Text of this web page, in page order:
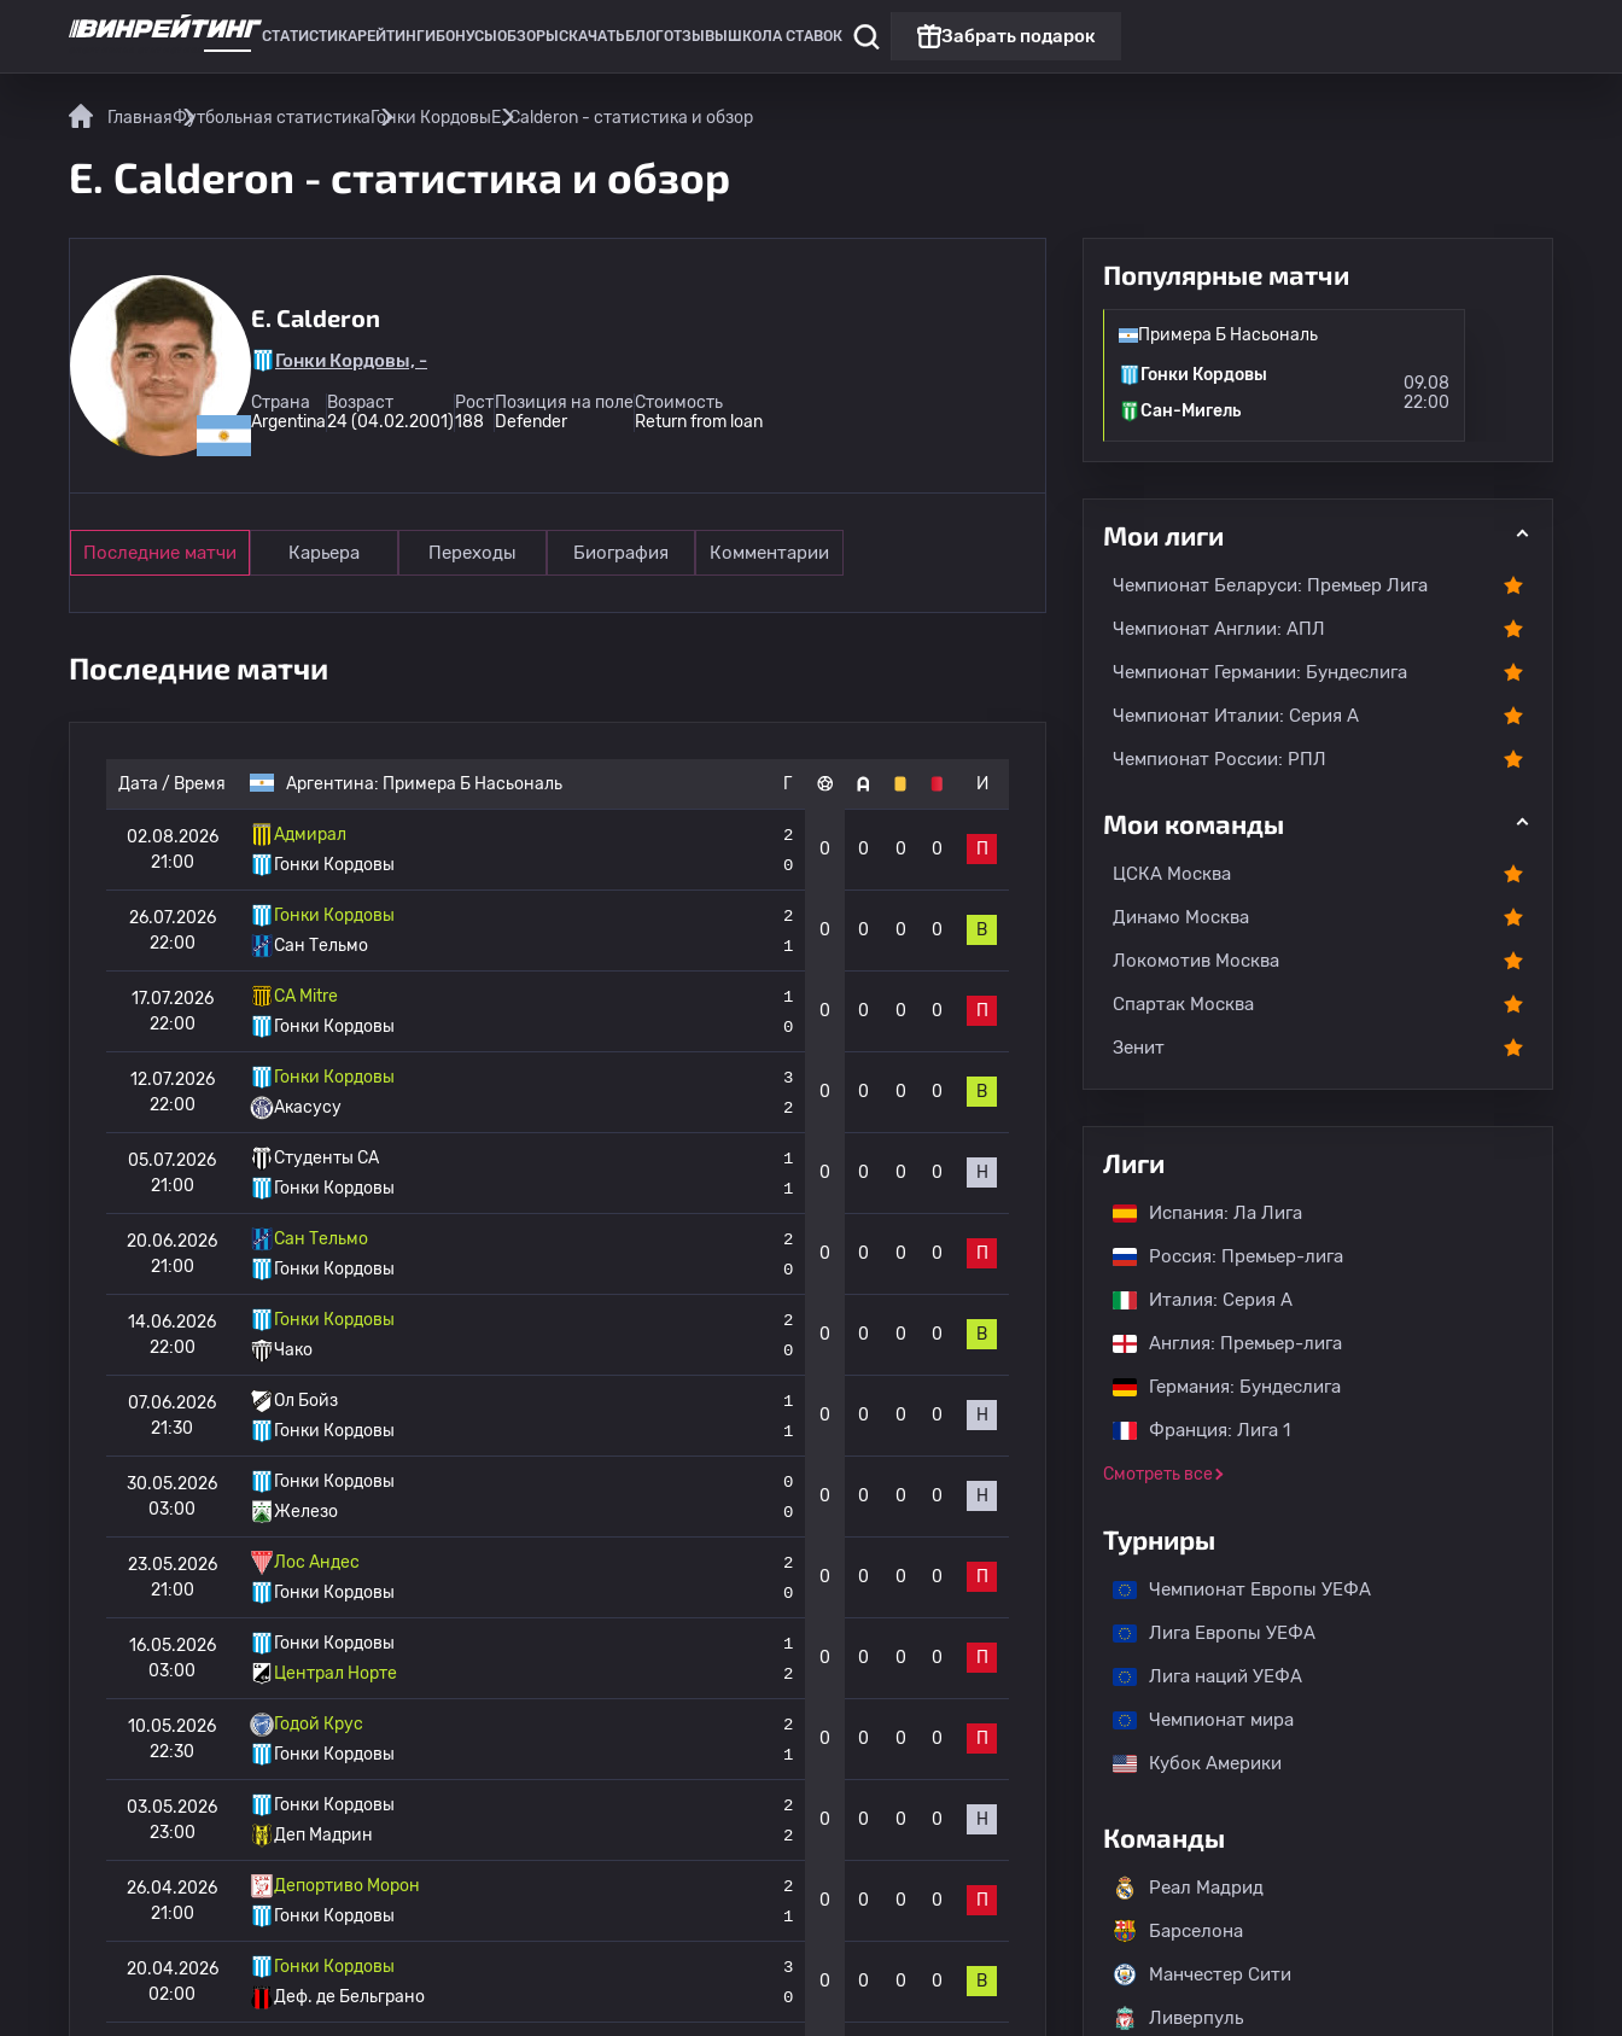
СТАТИСТИКАРЕЙТИНГИ БОНУСЫ ОБЗОРЫ СКАЧАТЬ БЛОГОТЗЫВЫ ШКОЛА СТАВОК Забрать подарок
ГлавнаяФутбольная статистикаГонки КордовыE. Calderon - статистика и обзор
E. Calderon - статистика и обзор
E. Calderon
Гонки Кордовы, -
Страна
Argentina
Возраст
24 (04.02.2001)
Рост
188
Позиция на поле
Defender
Стоимость
Return from loan
Последние матчи Карьера Переходы Биография Комментарии
Последние матчи
Дата / Время Аргентина: Примера Б Насьональ Г И
02.08.2026
21:00
Адмирал
Гонки Кордовы
2
0
0 0 0 0 П
26.07.2026
22:00
Гонки Кордовы
Сан Тельмо
2
1
0 0 0 0 В
17.07.2026
22:00
CA Mitre
Гонки Кордовы
1
0
0 0 0 0 П
12.07.2026
22:00
Гонки Кордовы
Акасусу
3
2
0 0 0 0 В
05.07.2026
21:00
Студенты CA
Гонки Кордовы
1
1
0 0 0 0 Н
20.06.2026
21:00
Сан Тельмо
Гонки Кордовы
2
0
0 0 0 0 П
14.06.2026
22:00
Гонки Кордовы
Чако
2
0
0 0 0 0 В
07.06.2026
21:30
Ол Бойз
Гонки Кордовы
1
1
0 0 0 0 Н
30.05.2026
03:00
Гонки Кордовы
Железо
0
0
0 0 0 0 Н
23.05.2026
21:00
Лос Андес
Гонки Кордовы
2
0
0 0 0 0 П
16.05.2026
03:00
Гонки Кордовы
Централ Норте
1
2
0 0 0 0 П
10.05.2026
22:30
Годой Крус
Гонки Кордовы
2
1
0 0 0 0 П
03.05.2026
23:00
Гонки Кордовы
Деп Мадрин
2
2
0 0 0 0 Н
26.04.2026
21:00
Депортиво Морон
Гонки Кордовы
2
1
0 0 0 0 П
20.04.2026
02:00
Гонки Кордовы
Деф. де Бельграно
3
0
0 0 0 0 В
Популярные матчи
Примера Б Насьональ
Гонки Кордовы
Сан-Мигель
09.08
22:00
Мои лиги
Чемпионат Беларуси: Премьер Лига
Чемпионат Англии: АПЛ
Чемпионат Германии: Бундеслига
Чемпионат Италии: Серия А
Чемпионат России: РПЛ
Мои команды
ЦСКА Москва
Динамо Москва
Локомотив Москва
Спартак Москва
Зенит
Лиги
Испания: Ла Лига
Россия: Премьер-лига
Италия: Серия А
Англия: Премьер-лига
Германия: Бундеслига
Франция: Лига 1
Смотреть все
Турниры
Чемпионат Европы УЕФА
Лига Европы УЕФА
Лига наций УЕФА
Чемпионат мира
Кубок Америки
Команды
Реал Мадрид
Барселона
Манчестер Сити
Ливерпуль